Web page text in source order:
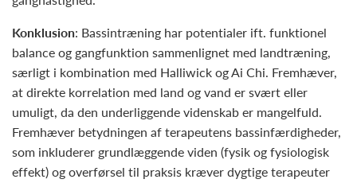
Konklusion: Bassintræning har potentialer ift. funktionel
balance og gangfunktion sammenlignet med landtræning,
særligt i kombination med Halliwick og Ai Chi. Fremhæver,
at direkte korrelation med land og vand er svært eller
umuligt, da den underliggende videnskab er mangelfuld.
Fremhæver betydningen af terapeutens bassinfærdigheder,
som inkluderer grundlæggende viden (fysik og fysiologisk
effekt) og overførsel til praksis kræver dygtige terapeuter